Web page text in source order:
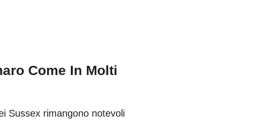
Come In Molti
Sussex rimangono notevoli